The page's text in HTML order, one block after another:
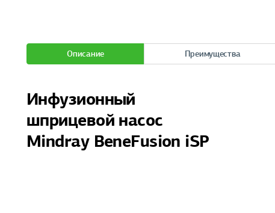
Описание Преимущества
Инфузионный
шприцевой насос
Mindray BeneFusion iSP